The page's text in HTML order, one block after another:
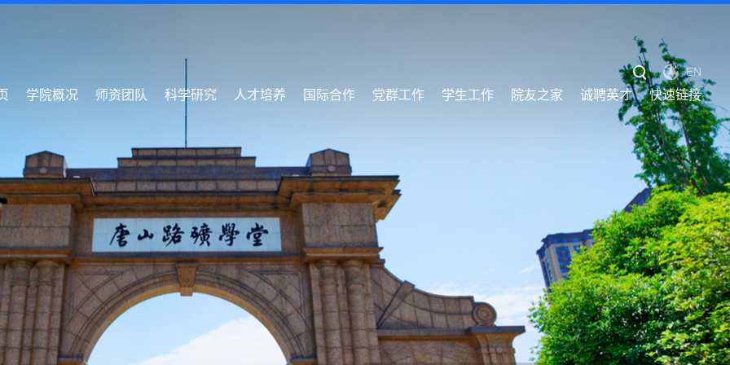
EN
学院概况 师资团队 科学研究 人才培养 国际合作 党群工作 学生工作 院友之家 诚聘英才 快速链接